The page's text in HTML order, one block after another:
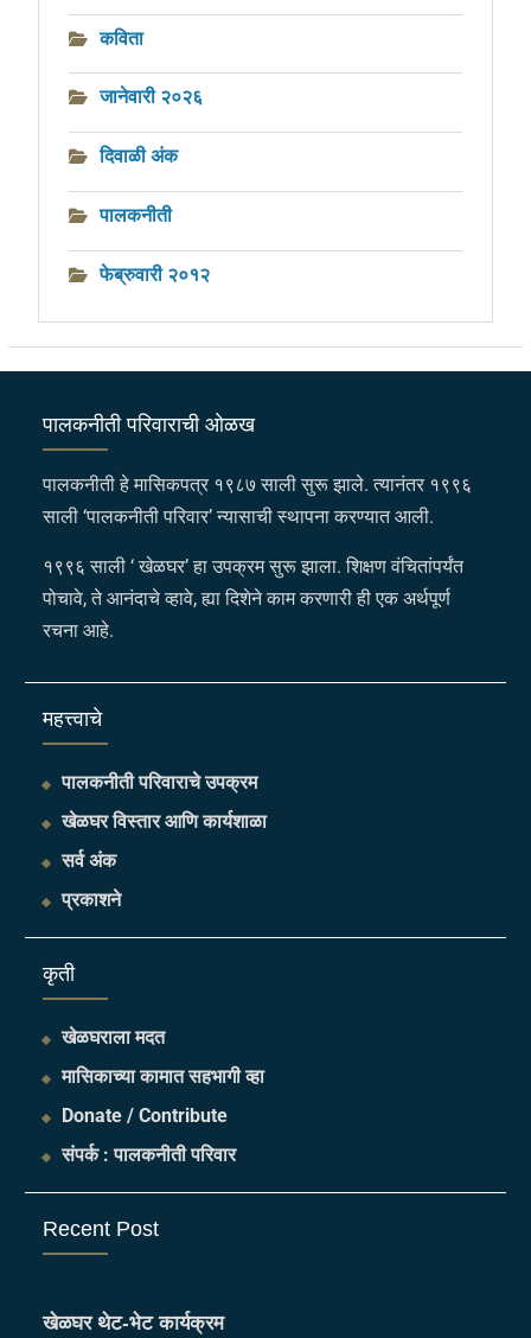
कविता
जानेवारी २०२६
दिवाळी अंक
पालकनीती
फेब्रुवारी २०१२
पालकनीती परिवाराची ओळख
पालकनीती हे मासिकपत्र १९८७ साली सुरू झाले. त्यानंतर १९९६
साली ‘पालकनीती परिवार’ न्यासाची स्थापना करण्यात आली.
१९९६ साली ‘ खेळघर’ हा उपक्रम सुरू झाला. शिक्षण वंचितांपर्यंत
पोचावे, ते आनंदाचे व्हावे, ह्या दिशेने काम करणारी ही एक अर्थपूर्ण
रचना आहे.
महत्त्वाचे
पालकनीती परिवाराचे उपक्रम
खेळघर विस्तार आणि कार्यशाळा
सर्व अंक
प्रकाशने
​कृती
खेळघराला मदत
मासिकाच्या कामात सहभागी व्हा
Donate / Contribute
संपर्क : पालकनीती परिवार
Recent Post
खेळघर थेट-भेट कार्यक्रम